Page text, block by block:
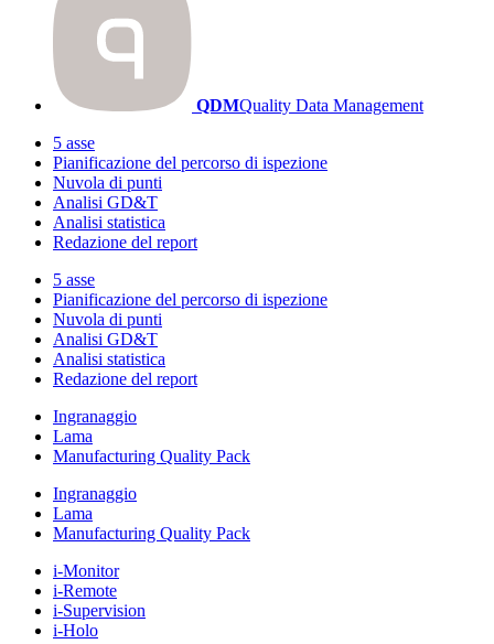
QDMQuality Data Management
5 asse
Pianificazione del percorso di ispezione
Nuvola di punti
Analisi GD&T
Analisi statistica
Redazione del report
5 asse
Pianificazione del percorso di ispezione
Nuvola di punti
Analisi GD&T
Analisi statistica
Redazione del report
Ingranaggio
Lama
Manufacturing Quality Pack
Ingranaggio
Lama
Manufacturing Quality Pack
i-Monitor
i-Remote
i-Supervision
i-Holo